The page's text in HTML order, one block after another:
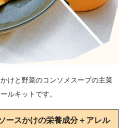
けと野菜のコンソメスープの主菜
ルキットです。
ースかけの栄養成分＋アレル